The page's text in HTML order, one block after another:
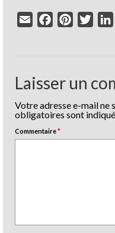
Email FacebookPinterest
Laisser un
Votre adresse e-mail ne
obligatoires sont
Commentaire*